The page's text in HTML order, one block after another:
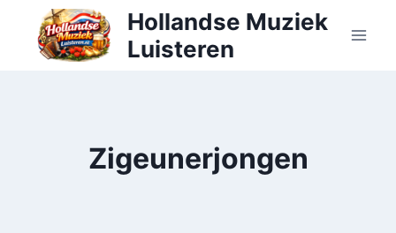
Doorgaan
inhoud
Hollandse Muziek
Luisteren
Zigeunerjongen